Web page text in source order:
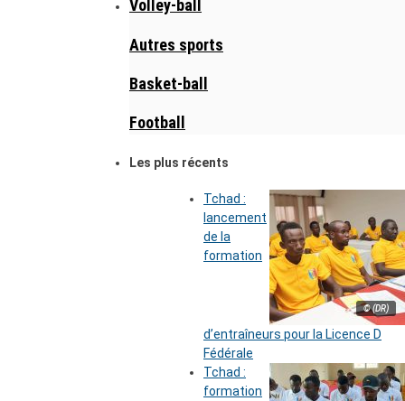
Volley-ball
Autres sports
Basket-ball
Football
Les plus récents
© (DR)
Tchad :
lancement
de la
formation
d’entraîneurs pour la Licence D
Fédérale
Tchad :
formation